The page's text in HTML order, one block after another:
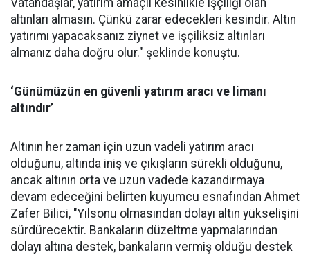
Vatandaşlar, yatırım amaçlı kesinlikle işçiliği olan
altınları almasın. Çünkü zarar edecekleri kesindir. Altın
yatırımı yapacaksanız ziynet ve işçiliksiz altınları
almanız daha doğru olur." şeklinde konuştu.
‘Günümüzün en güvenli yatırım aracı ve limanı
altındır’
Altının her zaman için uzun vadeli yatırım aracı
olduğunu, altında iniş ve çıkışların sürekli olduğunu,
ancak altının orta ve uzun vadede kazandırmaya
devam edeceğini belirten kuyumcu esnafından Ahmet
Zafer Bilici, "Yılsonu olmasından dolayı altın yükselişini
sürdürecektir. Bankaların düzeltme yapmalarından
dolayı altına destek, bankaların vermiş olduğu destek